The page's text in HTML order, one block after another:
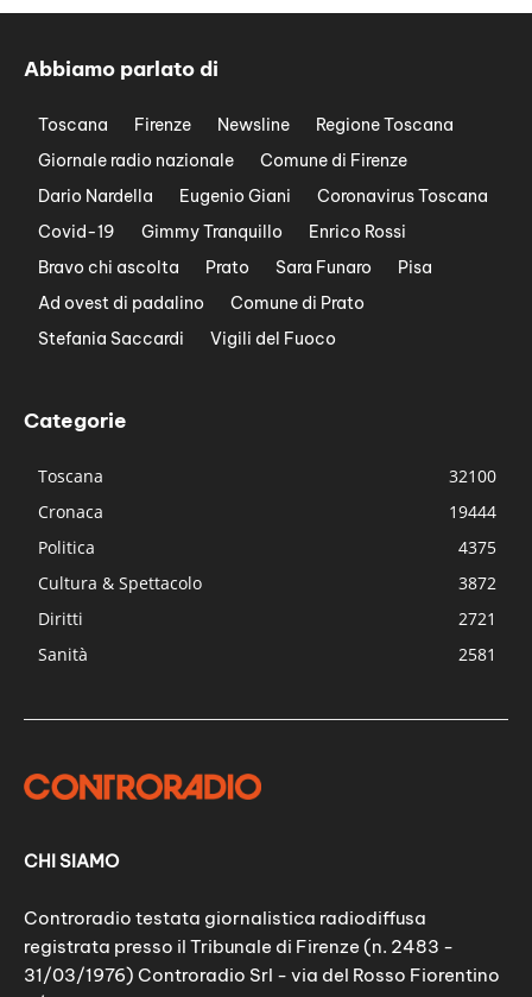
Abbiamo parlato di
Toscana Firenze Newsline
Regione Toscana
Giornale radio nazionale
Comune di Firenze
Dario Nardella
Eugenio Giani
Coronavirus Toscana
Covid-19
Gimmy Tranquillo
Enrico Rossi
Bravo chi ascolta
Prato Sara Funaro
Pisa
Ad ovest di padalino
Comune di Prato
Stefania Saccardi
Vigili del Fuoco
Categorie
Toscana
32100
Cronaca
19444
Politica
4375
Cultura & Spettacolo
3872
Diritti
2721
Sanità
2581
CHI SIAMO
Controradio testata giornalistica radiodiffusa
registrata presso il Tribunale di Firenze (n. 2483 -
31/03/1976) Controradio Srl - via del Rosso Fiorentino